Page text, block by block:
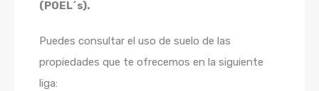
(POEL´s).
Puedes consultar el uso de suelo de las
propiedades que te ofrecemos en la siguiente
liga: